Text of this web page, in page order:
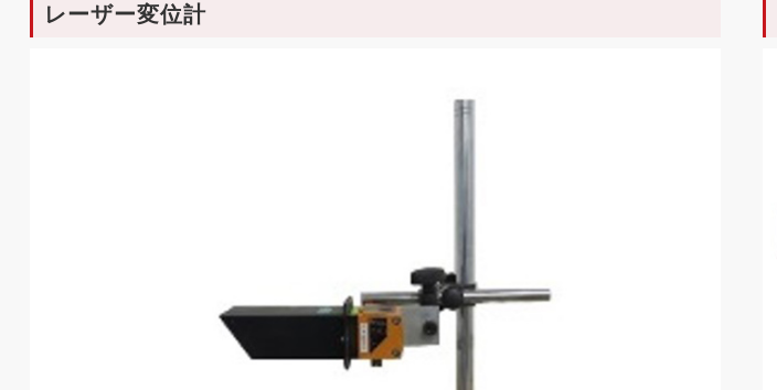
レーザー変位計